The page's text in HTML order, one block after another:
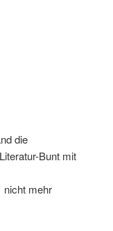
die
Bunt mit
nicht mehr